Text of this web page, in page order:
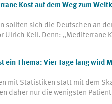
Kost auf dem Weg zum
sollten sich die Deutschen an
Ulrich Keil. Denn: „Mediterrane
ein Thema: Vier Tage lang wird
mit Statistiken statt mit dem
daher nur die wenigsten